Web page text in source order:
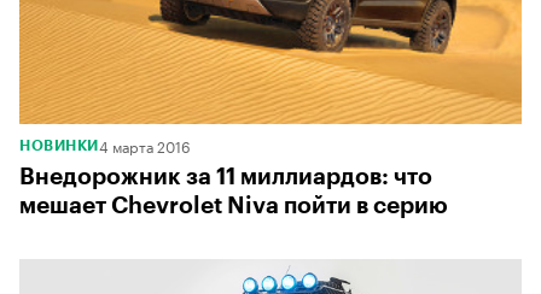
НОВИНКИ 4 марта 2016
Внедорожник за 11 миллиардов: что
мешает Chevrolet Niva пойти в серию